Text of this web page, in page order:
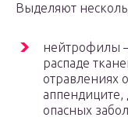
Выделяют
нейтрофилы
распаде
отравлениях
опасных